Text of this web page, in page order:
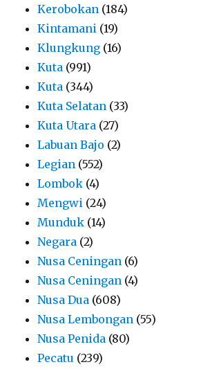
Kerobokan (184)
Kintamani (19)
Klungkung (16)
Kuta (991)
Kuta (344)
Kuta Selatan (33)
Kuta Utara (27)
Labuan Bajo (2)
Legian (552)
Lombok (4)
Mengwi (24)
Munduk (14)
Negara (2)
Nusa Ceningan (6)
Nusa Ceningan (4)
Nusa Dua (608)
Nusa Lembongan (55)
Nusa Penida (80)
Pecatu (239)